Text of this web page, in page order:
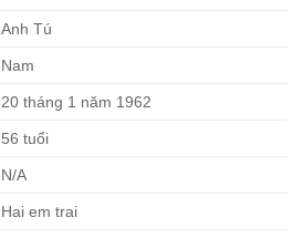
Anh Tú
Nam
20 tháng 1 năm 1962
56 tuổi
N/A
Hai em trai